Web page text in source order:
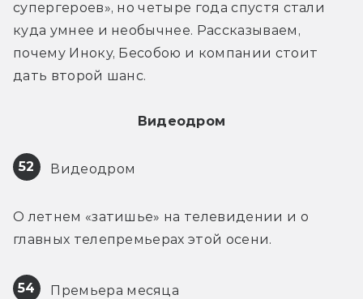
супергероев», но четыре года спустя стали
куда умнее и необычнее. Рассказываем,
почему Иноку, Бесобою и компании стоит
дать второй шанс.
Видеодром
52 Видеодром
О летнем «затишье» на телевидении и о
главных телепремьерах этой осени.
54 Премьера месяца